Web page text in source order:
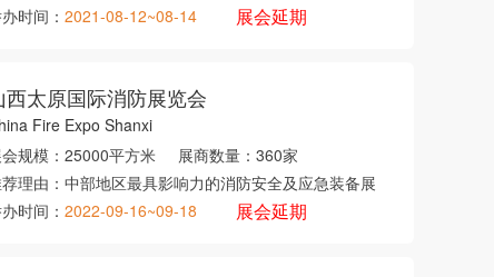
时间： 2021-08-12~08-14 展会延期
西太原国际消防展览会
Fire Expo Shanxi
规模： 25000平方米 展商数量： 360家
理由： 中部地区最具影响力的消防安全及应急装备展
时间： 2022-09-16~09-18 展会延期